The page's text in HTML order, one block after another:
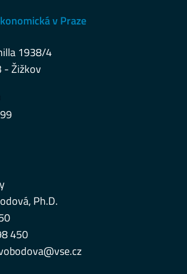
v Praze
1938/4
- Žižkov
Ph.D.
450